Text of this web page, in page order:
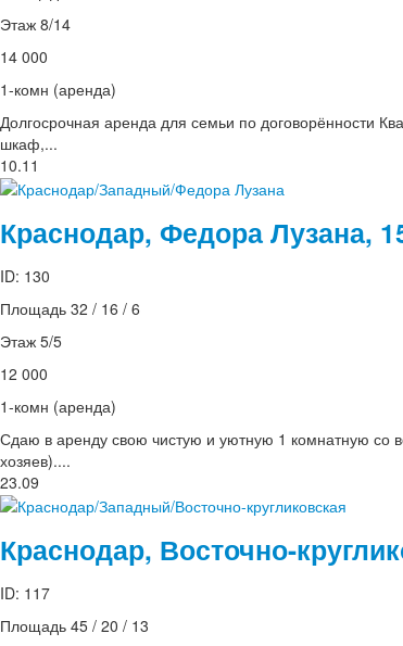
Этаж 8/14
14 000
1-комн (аренда)
Долгосрочная аренда для семьи по договорённости
шкаф,...
10.11
Краснодар, Федора Лузана,
ID: 130
Площадь 32 / 16 / 6
Этаж 5/5
12 000
1-комн (аренда)
Сдаю в аренду свою чистую и уютную 1 комнатную со
хозяев)....
23.09
Краснодар, Восточно-
ID: 117
Площадь 45 / 20 / 13